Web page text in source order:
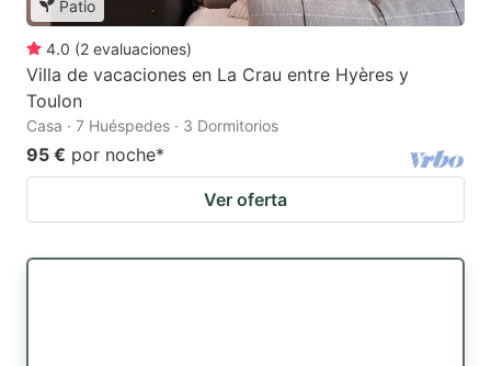
Patio
4.0 (2 evaluaciones)
Villa de vacaciones en La Crau entre Hyères y
Toulon
Casa · 7 Huéspedes · 3 Dormitorios
95 € por noche*
Ver oferta